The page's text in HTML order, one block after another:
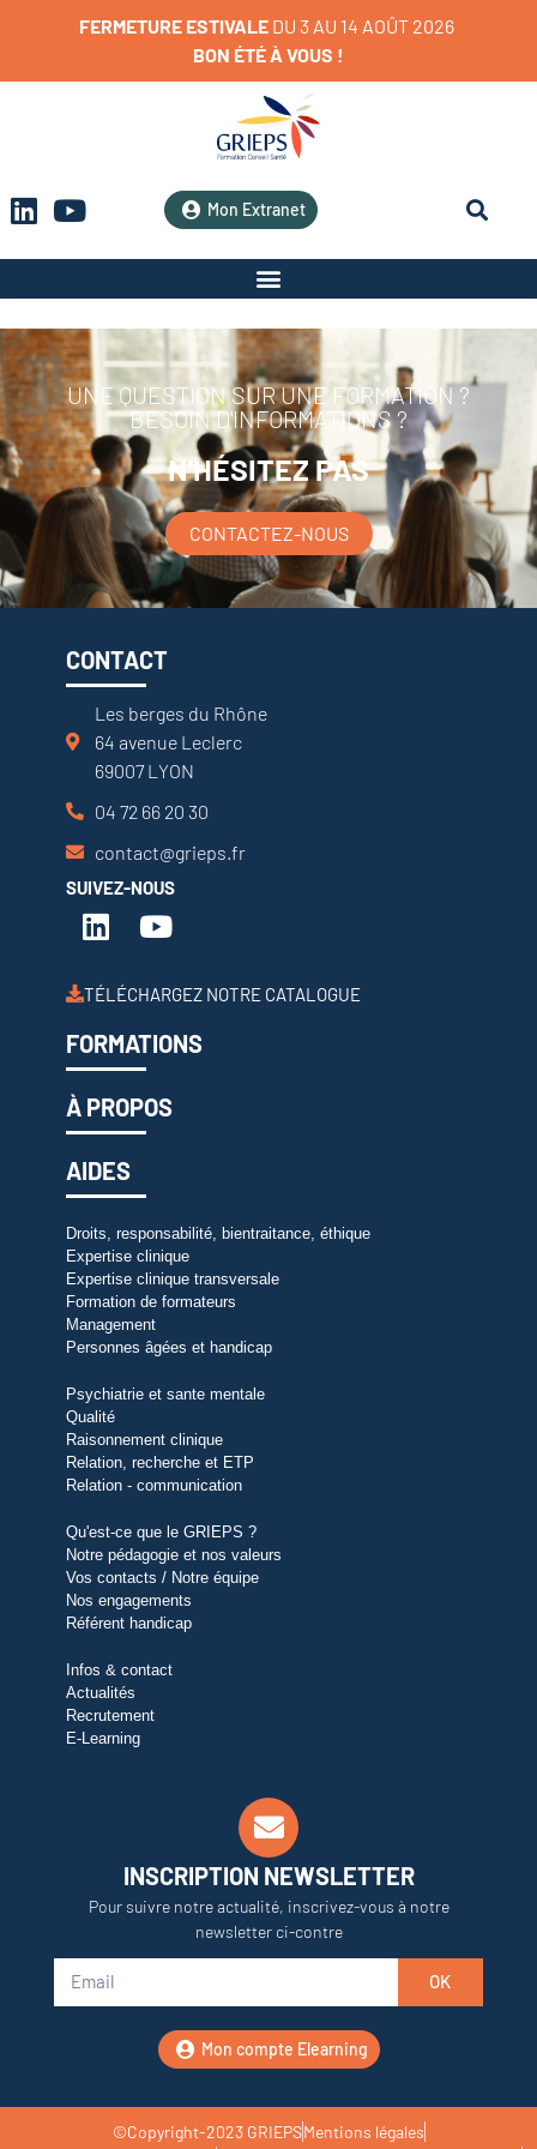
FERMETURE ESTIVALE DU 3 AU 14 AOÛT 2026
BON ÉTÉÀ VOUS !
Mon Extranet
UNE QUESTION SUR UNE FORMATION ?
BESOIN D'INFORMATIONS ?
N'HÉSITEZ PAS
CONTACTEZ-NOUS
CONTACT
Les berges du Rhône
64 avenue Leclerc
69007 LYON
04 72 66 20 30
contact@grieps.fr
SUIVEZ-NOUS
TÉLÉCHARGEZ NOTRE CATALOGUE
FORMATIONS
À PROPOS
AIDES
Droits, responsabilité, bientraitance, éthique
Expertise clinique
Expertise clinique transversale
Formation de formateurs
Management
Personnes âgées et handicap
Psychiatrie et sante mentale
Qualité
Raisonnement clinique
Relation, recherche et ETP
Relation - communication
Qu'est-ce que le GRIEPS ?
Notre pédagogie et nos valeurs
Vos contacts / Notre équipe
Nos engagements
Référent handicap
Infos & contact
Actualités
Recrutement
E-Learning
INSCRIPTION NEWSLETTER
Pour suivre notre actualité, inscrivez-vous à notre
newsletter ci-contre
OK
Mon compte Elearning
©Copyright-2023 GRIEPSMentions légales